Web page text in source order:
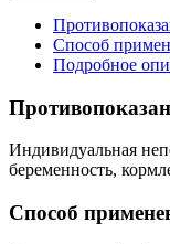
Способ
Подробное
Индивидуальная
беременность,
Способ